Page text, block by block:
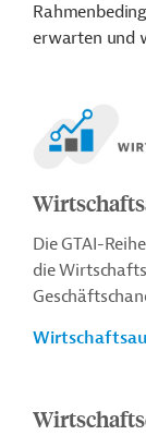
erwarten und
Die GTAI-
die